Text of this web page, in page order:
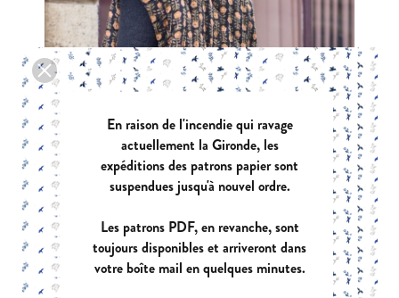
En raison de l'incendie qui ravage
actuellement la Gironde, les
expéditions des patrons papier sont
suspendues jusqu'à nouvel ordre.
Les patrons PDF, en revanche, sont
toujours disponibles et arriveront dans
votre boîte mail en quelques minutes.